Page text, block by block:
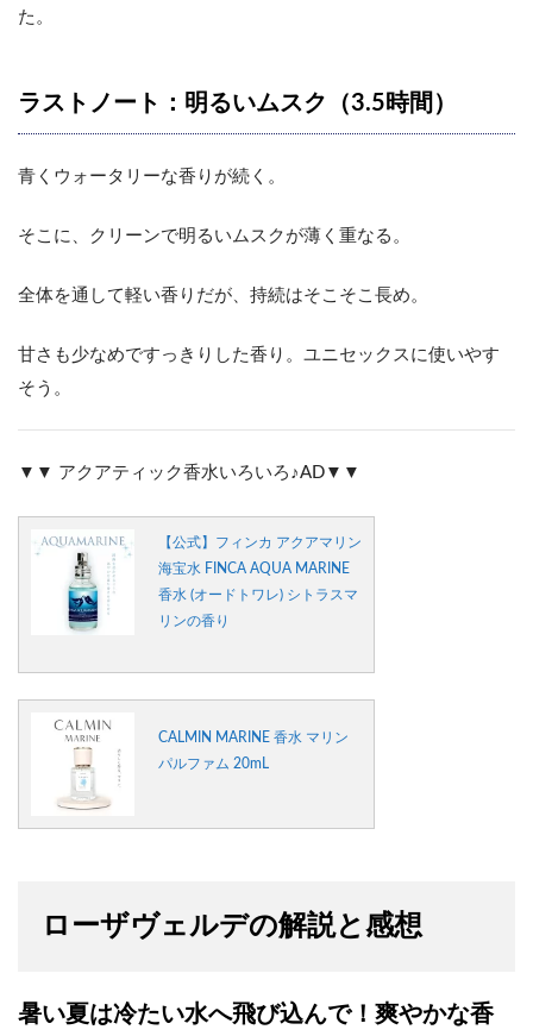
た。
ラストノート：明るいムスク（3.5時間）
青くウォータリーな香りが続く。
そこに、クリーンで明るいムスクが薄く重なる。
全体を通して軽い香りだが、持続はそこそこ長め。
甘さも少なめですっきりした香り。ユニセックスに使いやす
そう。
▼▼ アクアティック香水いろいろ♪AD▼▼
【公式】フィンカ アクアマリン
海宝水 FINCA AQUA MARINE
香水 (オードトワレ) シトラスマ
リンの香り
CALMIN MARINE 香水 マリン
パルファム 20mL
ローザヴェルデの解説と感想
暑い夏は冷たい水へ飛び込んで！爽やかな香